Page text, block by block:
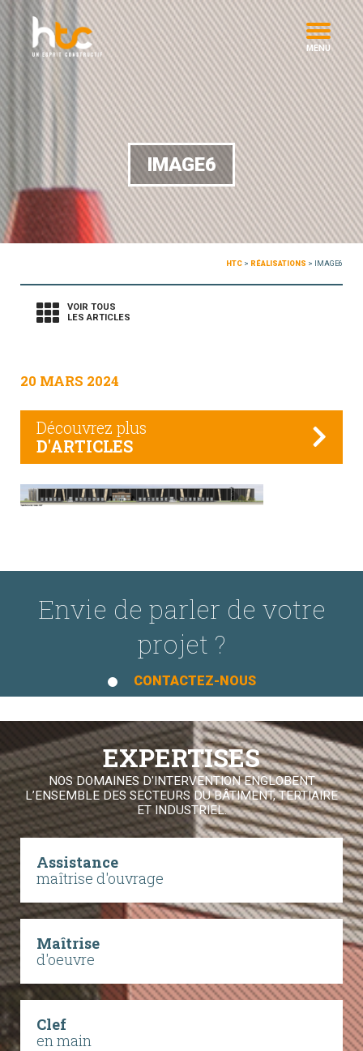
MENU
IMAGE6
HTC > RÉALISATIONS > IMAGE6
VOIR TOUS
LES ARTICLES
20 MARS 2024
Découvrez plus
D'ARTICLES
Envie de parler de votre
projet ?
CONTACTEZ-NOUS
EXPERTISES
NOS DOMAINES D'INTERVENTION ENGLOBENT
L’ENSEMBLE DES SECTEURS DU BÂTIMENT, TERTIAIRE
ET INDUSTRIEL.
Assistance
maîtrise d'ouvrage
Maîtrise
d'oeuvre
Clef
en main